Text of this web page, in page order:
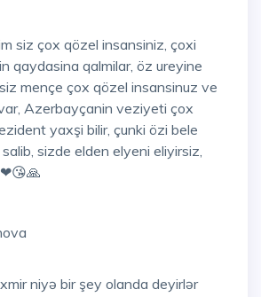
siz çox qözel insansiniz, çoxi
qaydasina qalmilar, öz ureyine
mençe çox qözel insansinuz ve
Azerbayçanin veziyeti çox
yaxşi bilir, çunki özi bele
sizde elden elyeni eliyirsiz,
niyə bir şey olanda deyirlər